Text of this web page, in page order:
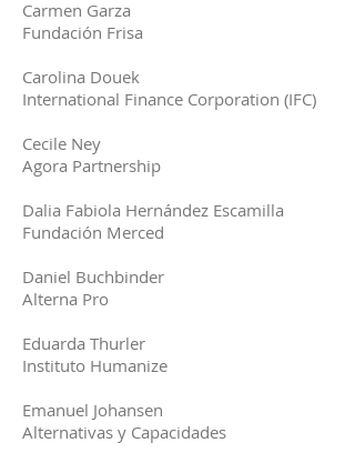
Carmen Garza
Fundación Frisa
Carolina Douek
International Finance Corporation (IFC)
Cecile Ney
Agora Partnership
Dalia Fabiola Hernández Escamilla
Fundación Merced
Daniel Buchbinder
Alterna Pro
Eduarda Thurler
Instituto Humanize
Emanuel Johansen
Alternativas y Capacidades